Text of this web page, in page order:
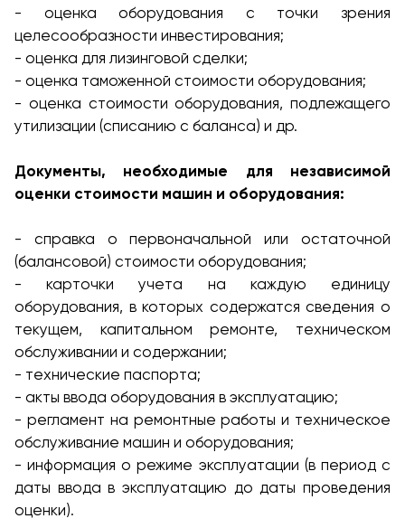
- оценка оборудования с точки зрения
целесообразности инвестирования;
- оценка для лизинговой сделки;
- оценка таможенной стоимости оборудования;
- оценка стоимости оборудования, подлежащего
утилизации (списанию с баланса) и др.
Документы, необходимые для независимой
оценки стоимости машин и оборудования:
- справка о первоначальной или остаточной
(балансовой) стоимости оборудования;
- карточки учета на каждую единицу
оборудования, в которых содержатся сведения о
текущем, капитальном ремонте, техническом
обслуживании и содержании;
- технические паспорта;
- акты ввода оборудования в эксплуатацию;
- регламент на ремонтные работы и техническое
обслуживание машин и оборудования;
- информация о режиме эксплуатации (в период с
даты ввода в эксплуатацию до даты проведения
оценки).